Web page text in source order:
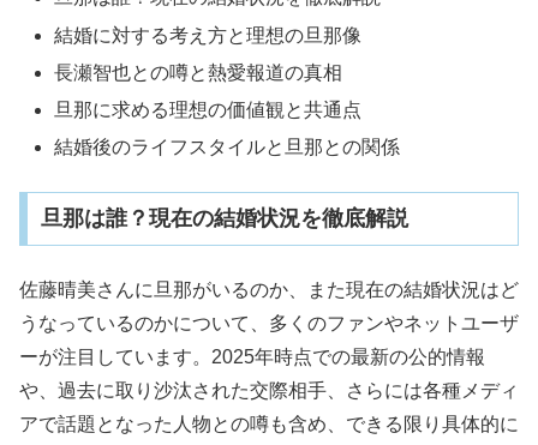
結婚に対する考え方と理想の旦那像
長瀬智也との噂と熱愛報道の真相
旦那に求める理想の価値観と共通点
結婚後のライフスタイルと旦那との関係
旦那は誰？現在の結婚状況を徹底解説
佐藤晴美さんに旦那がいるのか、また現在の結婚状況はど
うなっているのかについて、多くのファンやネットユーザ
ーが注目しています。2025年時点での最新の公的情報
や、過去に取り沙汰された交際相手、さらには各種メディ
アで話題となった人物との噂も含め、できる限り具体的に